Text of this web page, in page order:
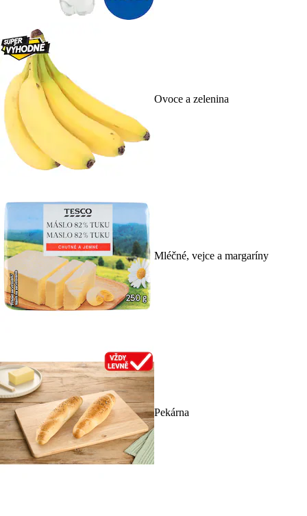
Ovoce a zelenina
Mléčné, vejce a margaríny
Pekárna